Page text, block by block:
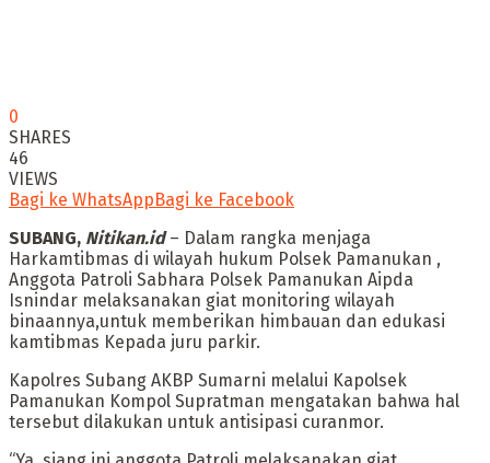
0
SHARES
46
VIEWS
Bagi ke WhatsApp Bagi ke Facebook
SUBANG, Nitikan.id– Dalam rangka menjaga
Harkamtibmas di wilayah hukum Polsek Pamanukan ,
Anggota Patroli Sabhara Polsek Pamanukan Aipda
Isnindar melaksanakan giat monitoring wilayah
binaannya,untuk memberikan himbauan dan edukasi
kamtibmas Kepada juru parkir.
Kapolres Subang AKBP Sumarni melalui Kapolsek
Pamanukan Kompol Supratman mengatakan bahwa hal
tersebut dilakukan untuk antisipasi curanmor.